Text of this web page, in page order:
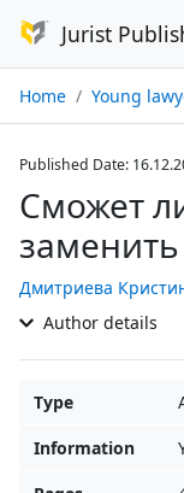
Jurist
Home Young lawyer №
Published Date:
Сможет
Дмитриева
Author details
Type
Information